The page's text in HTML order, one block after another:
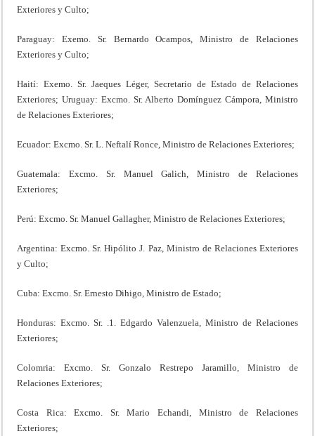
Exteriores y Culto;
Paraguay: Exemo. Sr. Bernardo Ocampos, Ministro de Relaciones
Exteriores y Culto;
Haití: Exemo. Sr. Jaeques Léger, Secretario de Estado de Relaciones
Exteriores; Uruguay: Excmo. Sr. Alberto Domínguez Cámpora, Ministro
de Relaciones Exteriores;
Ecuador: Excmo. Sr. L. Neftalí Ronce, Ministro de Relaciones Exteriores;
Guatemala: Excmo. Sr. Manuel Galich, Ministro de Relaciones
Exteriores;
Perú: Excmo. Sr. Manuel Gallagher, Ministro de Relaciones Exteriores;
Argentina: Excmo. Sr. Hipólito J. Paz, Ministro de Relaciones Exteriores
y Culto;
Cuba: Excmo. Sr. Ernesto Dihigo, Ministro de Estado;
Honduras: Excmo. Sr. .1. Edgardo Valenzuela, Ministro de Relaciones
Exteriores;
Colomria: Excmo. Sr. Gonzalo Restrepo Jaramillo, Ministro de
Relaciones Exteriores;
Costa Rica: Excmo. Sr. Mario Echandi, Ministro de Relaciones
Exteriores;